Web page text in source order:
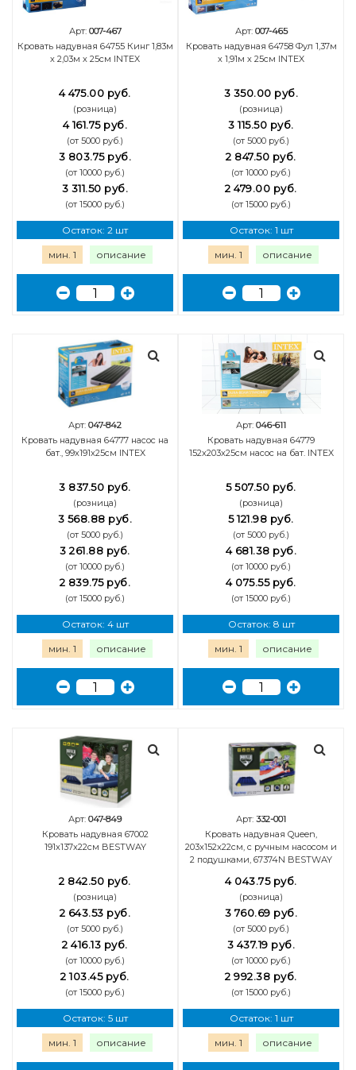
Арт: 007-467
Кровать надувная 64755 Кинг 1,83м
х 2,03м х 25см INTEX
4 475.00 руб.
(розница)
4 161.75 руб.
(от 5000 руб.)
3 803.75 руб.
(от 10000 руб.)
3 311.50 руб.
(от 15000 руб.)
Остаток: 2 шт
мин. 1 описание
Арт: 007-465
Кровать надувная 64758 Фул 1,37м
х 1,91м х 25см INTEX
3 350.00 руб.
(розница)
3 115.50 руб.
(от 5000 руб.)
2 847.50 руб.
(от 10000 руб.)
2 479.00 руб.
(от 15000 руб.)
Остаток: 1 шт
мин. 1 описание
Арт: 047-842
Кровать надувная 64777 насос на
бат., 99х191х25см INTEX
3 837.50 руб.
(розница)
3 568.88 руб.
(от 5000 руб.)
3 261.88 руб.
(от 10000 руб.)
2 839.75 руб.
(от 15000 руб.)
Остаток: 4 шт
мин. 1 описание
Арт: 046-611
Кровать надувная 64779
152х203х25см насос на бат. INTEX
5 507.50 руб.
(розница)
5 121.98 руб.
(от 5000 руб.)
4 681.38 руб.
(от 10000 руб.)
4 075.55 руб.
(от 15000 руб.)
Остаток: 8 шт
мин. 1 описание
Арт: 047-849
Кровать надувная 67002
191х137х22см BESTWAY
2 842.50 руб.
(розница)
2 643.53 руб.
(от 5000 руб.)
2 416.13 руб.
(от 10000 руб.)
2 103.45 руб.
(от 15000 руб.)
Остаток: 5 шт
мин. 1 описание
Арт: 332-001
Кровать надувная Queen,
203x152x22см, с ручным насосом и
2 подушками, 67374N BESTWAY
4 043.75 руб.
(розница)
3 760.69 руб.
(от 5000 руб.)
3 437.19 руб.
(от 10000 руб.)
2 992.38 руб.
(от 15000 руб.)
Остаток: 1 шт
мин. 1 описание